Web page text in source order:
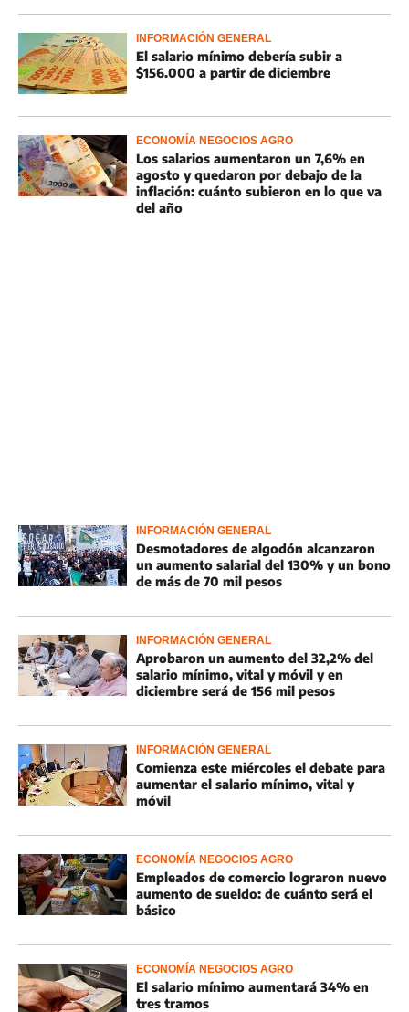
INFORMACIÓN GENERAL
El salario mínimo debería subir a
$156.000 a partir de diciembre
ECONOMÍA NEGOCIOS AGRO
Los salarios aumentaron un 7,6% en
agosto y quedaron por debajo de la
inflación: cuánto subieron en lo que va
del año
INFORMACIÓN GENERAL
Desmotadores de algodón alcanzaron
un aumento salarial del 130% y un bono
de más de 70 mil pesos
INFORMACIÓN GENERAL
Aprobaron un aumento del 32,2% del
salario mínimo, vital y móvil y en
diciembre será de 156 mil pesos
INFORMACIÓN GENERAL
Comienza este miércoles el debate para
aumentar el salario mínimo, vital y
móvil
ECONOMÍA NEGOCIOS AGRO
Empleados de comercio lograron nuevo
aumento de sueldo: de cuánto será el
básico
ECONOMÍA NEGOCIOS AGRO
El salario mínimo aumentará 34% en
tres tramos